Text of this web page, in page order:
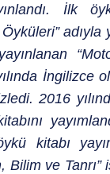
İlk
Öyküleri” adıyla
İngilizce
2016
kitabı
Bilim ve